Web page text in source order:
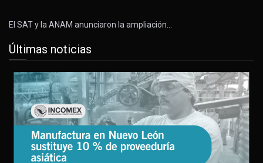
El SAT y la ANAM anunciaron la ampliación…
Últimas noticias